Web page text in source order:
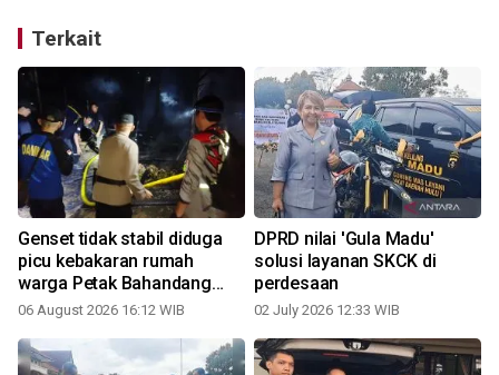
Terkait
Genset tidak stabil diduga
picu kebakaran rumah
warga Petak Bahandang
Gumas
06 August 2026 16:12 WIB
DPRD nilai 'Gula Madu'
solusi layanan SKCK di
perdesaan
02 July 2026 12:33 WIB